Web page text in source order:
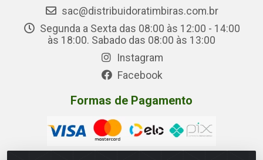
sac@distribuidoratimbiras.com.br
Segunda a Sexta das 08:00 às 12:00 - 14:00
às 18:00. Sabado das 08:00 às 13:00
Instagram
Facebook
Formas de Pagamento